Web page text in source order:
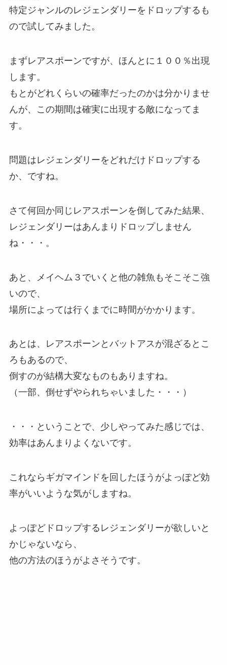
特定ジャンルのレジェンダリーをドロップするも
ので試してみました。
まずレアスポーンですが、ほんとに１００％出現
します。
もとがどれくらいの確率だったのかは分かりませ
んが、この期間は確実に出現する敵になってま
す。
問題はレジェンダリーをどれだけドロップする
か、ですね。
さて何回か同じレアスポーンを倒してみた結果、
レジェンダリーはあんまりドロップしません
ね・・・。
あと、メイヘム３でいくと他の雑魚もそこそこ強
いので、
場所によっては行くまでに時間がかかります。
あとは、レアスポーンとバットアスが混ざるとこ
ろもあるので、
倒すのが結構大変なものもありますね。
（一部、倒せずやられちゃいました・・・）
・・・ということで、少しやってみた感じでは、
効率はあんまりよくないです。
これならギガマインドを回したほうがよっぽど効
率がいいような気がしますね。
よっぽどドロップするレジェンダリーが欲しいと
かじゃないなら、
他の方法のほうがよさそうです。